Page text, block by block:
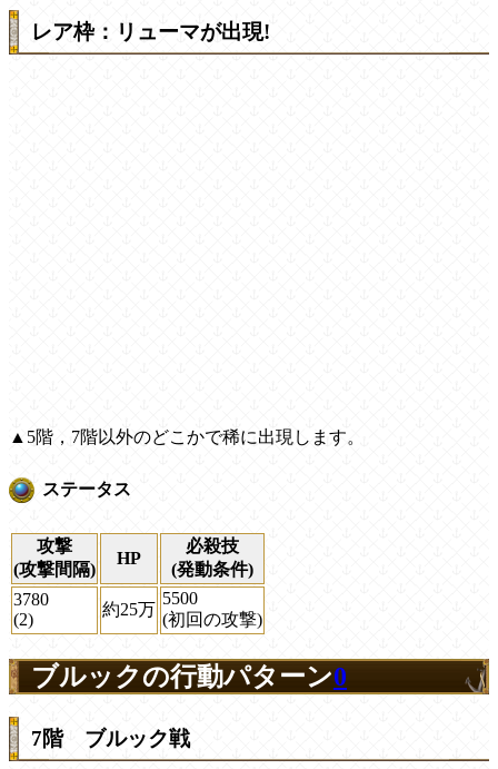
レア枠：リューマが出現!
▲5階，7階以外のどこかで稀に出現します。
ステータス
攻撃
(攻撃間隔)
HP
必殺技
(発動条件)
3780
(2)
約25万
5500
(初回の攻撃)
ブルックの行動パターン0
7階 ブルック戦